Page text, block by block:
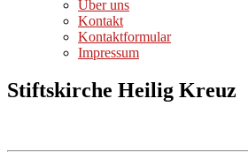
Über uns
Kontakt
Kontaktformular
Impressum
Stiftskirche Heilig Kreuz